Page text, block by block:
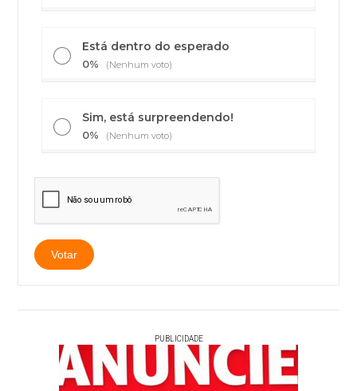
Está dentro do esperado
0% (Nenhum voto)
Sim, está surpreendendo!
0% (Nenhum voto)
PUBLICIDADE